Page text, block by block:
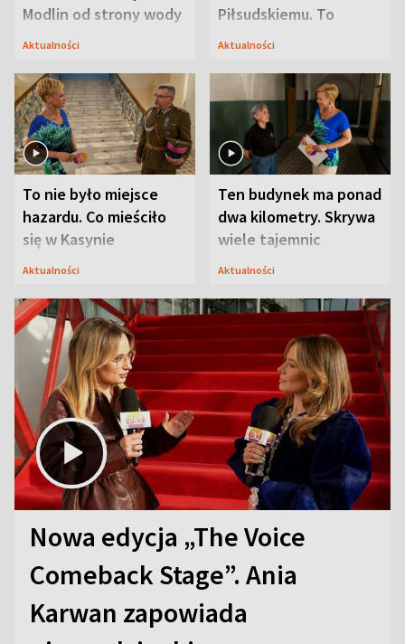
Modlin od strony wody
Aktualności
Piłsudskiemu. To
niejedyna tajemnica
Aktualności
To nie było miejsce
hazardu. Co mieściło
się w Kasynie
Oficerskim?
Aktualności
Ten budynek ma ponad
dwa kilometry. Skrywa
wiele tajemnic
Aktualności
Nowa edycja „The Voice
Comeback Stage”. Ania
Karwan zapowiada